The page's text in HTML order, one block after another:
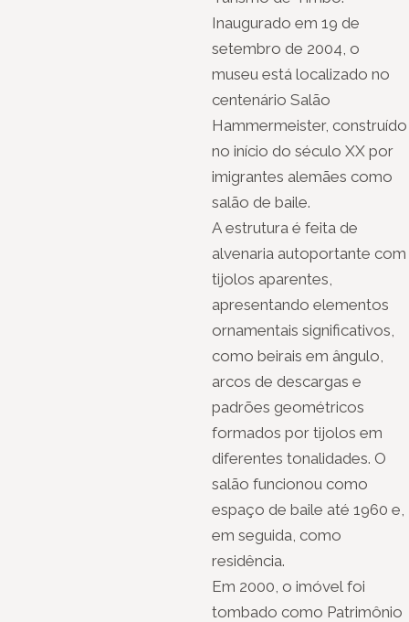
Inaugurado em 19 de
setembro de 2004, o
museu está localizado no
centenário Salão
Hammermeister, construído
no início do século XX por
imigrantes alemães como
salão de baile.
A estrutura é feita de
alvenaria autoportante com
tijolos aparentes,
apresentando elementos
ornamentais significativos,
como beirais em ângulo,
arcos de descargas e
padrões geométricos
formados por tijolos em
diferentes tonalidades. O
salão funcionou como
espaço de baile até 1960 e,
em seguida, como
residência.
Em 2000, o imóvel foi
tombado como Patrimônio